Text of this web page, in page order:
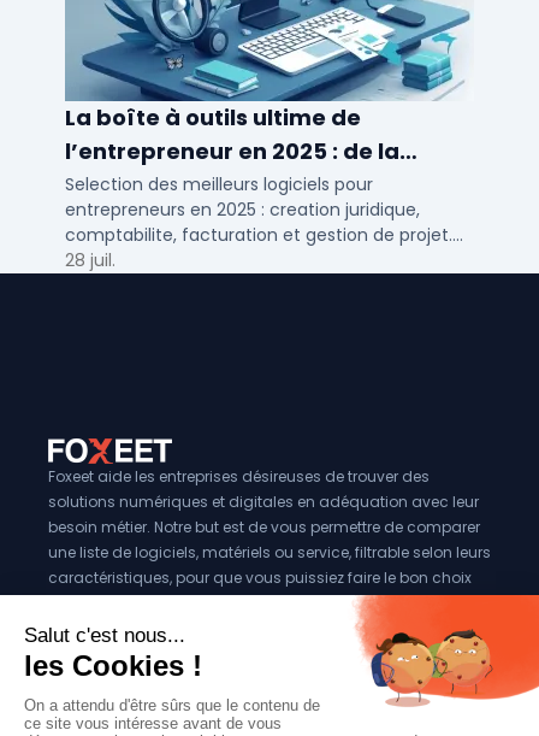
La boîte à outils ultime de
l’entrepreneur en 2025 : de la
création à la gestion
Selection des meilleurs logiciels pour
entrepreneurs en 2025 : creation juridique,
comptabilite, facturation et gestion de projet.
Outils adaptes aux TPE, PME et independants en
28 juil.
Foxeet aide les entreprises désireuses de trouver des
solutions numériques et digitales en adéquation avec leur
besoin métier. Notre but est de vous permettre de comparer
une liste de logiciels, matériels ou service, filtrable selon leurs
caractéristiques, pour que vous puissiez faire le bon choix
Vous êtes éditeur?
Se référencer sur Foxeet
Réseaux